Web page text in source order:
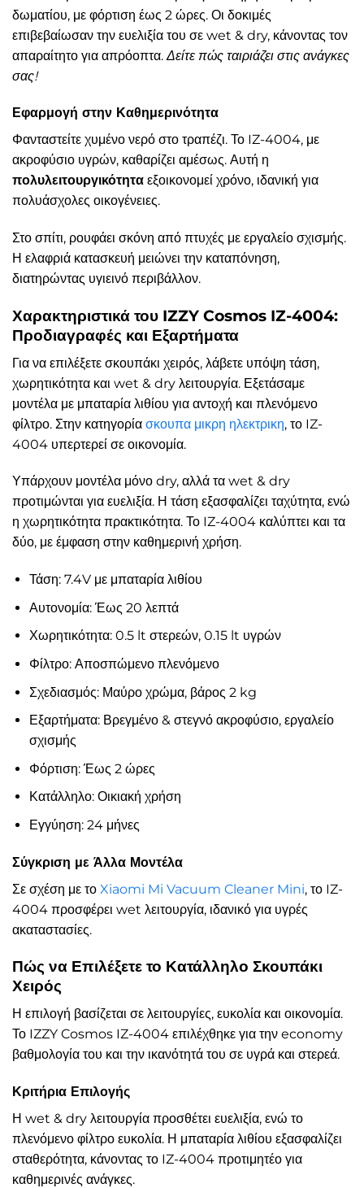
δωματίου, με φόρτιση έως 2 ώρες. Οι δοκιμές
επιβεβαίωσαν την ευελιξία του σε wet & dry, κάνοντας τον
απαραίτητο για απρόοπτα. Δείτε πώς ταιριάζει στις ανάγκες
σας!
Εφαρμογή στην Καθημερινότητα
Φανταστείτε χυμένο νερό στο τραπέζι. Το IZ-4004, με
ακροφύσιο υγρών, καθαρίζει αμέσως. Αυτή η
πολυλειτουργικότητα εξοικονομεί χρόνο, ιδανική για
πολυάσχολες οικογένειες.
Στο σπίτι, ρουφάει σκόνη από πτυχές με εργαλείο σχισμής.
Η ελαφριά κατασκευή μειώνει την καταπόνηση,
διατηρώντας υγιεινό περιβάλλον.
Χαρακτηριστικά του IZZY Cosmos IZ-4004:
Προδιαγραφές και Εξαρτήματα
Για να επιλέξετε σκουπάκι χειρός, λάβετε υπόψη τάση,
χωρητικότητα και wet & dry λειτουργία. Εξετάσαμε
μοντέλα με μπαταρία λιθίου για αντοχή και πλενόμενο
φίλτρο. Στην κατηγορία σκουπα μικρη ηλεκτρικη, το IZ-
4004 υπερτερεί σε οικονομία.
Υπάρχουν μοντέλα μόνο dry, αλλά τα wet & dry
προτιμώνται για ευελιξία. Η τάση εξασφαλίζει ταχύτητα, ενώ
η χωρητικότητα πρακτικότητα. Το IZ-4004 καλύπτει και τα
δύο, με έμφαση στην καθημερινή χρήση.
Τάση: 7.4V με μπαταρία λιθίου
Αυτονομία: Έως 20 λεπτά
Χωρητικότητα: 0.5 lt στερεών, 0.15 lt υγρών
Φίλτρο: Αποσπώμενο πλενόμενο
Σχεδιασμός: Μαύρο χρώμα, βάρος 2 kg
Εξαρτήματα: Βρεγμένο & στεγνό ακροφύσιο, εργαλείο
σχισμής
Φόρτιση: Έως 2 ώρες
Κατάλληλο: Οικιακή χρήση
Εγγύηση: 24 μήνες
Σύγκριση με Άλλα Μοντέλα
Σε σχέση με το Xiaomi Mi Vacuum Cleaner Mini, το IZ-
4004 προσφέρει wet λειτουργία, ιδανικό για υγρές
ακαταστασίες.
Πώς να Επιλέξετε το Κατάλληλο Σκουπάκι
Χειρός
Η επιλογή βασίζεται σε λειτουργίες, ευκολία και οικονομία.
Το IZZY Cosmos IZ-4004 επιλέχθηκε για την economy
βαθμολογία του και την ικανότητά του σε υγρά και στερεά.
Κριτήρια Επιλογής
Η wet & dry λειτουργία προσθέτει ευελιξία, ενώ το
πλενόμενο φίλτρο ευκολία. Η μπαταρία λιθίου εξασφαλίζει
σταθερότητα, κάνοντας το IZ-4004 προτιμητέο για
καθημερινές ανάγκες.